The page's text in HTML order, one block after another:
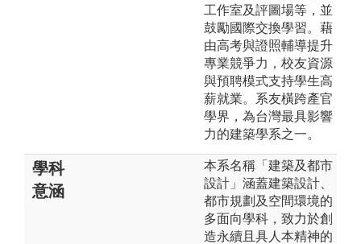
工作室及評圖場等，並
鼓勵國際交換學習。藉
由高考與證照輔導提升
專業競爭力，校友資源
與預聘模式支持學生高
薪就業。系友橫跨產官
學界，為台灣最具影響
力的建築學系之一。
學科
意涵
本系名稱「建築及都市
設計」涵蓋建築設計、
都市規劃及空間環境的
多面向學科，致力於創
造永續且具人本精神的